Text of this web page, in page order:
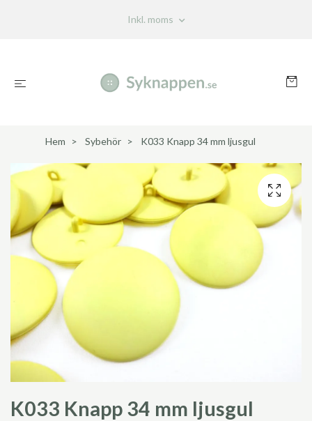
Inkl. moms
Hem Sybehör K033 Knapp 34 mm ljusgul
K033 Knapp 34 mm ljusgul